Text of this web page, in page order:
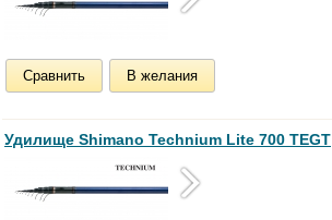
Сравнить В желания
Удилище Shimano Technium Lite 700 TEGT